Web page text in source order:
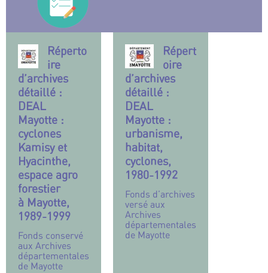
Réperto
ire
d’archives
détaillé :
DEAL
Mayotte :
cyclones
Kamisy et
Hyacinthe,
espace agro
forestier
à Mayotte,
1989-1999
Fonds conservé
aux Archives
départementales
de Mayotte
Répert
oire
d’archives
détaillé :
DEAL
Mayotte :
urbanisme,
habitat,
cyclones,
1980-1992
Fonds d’archives
versé aux
Archives
départementales
de Mayotte